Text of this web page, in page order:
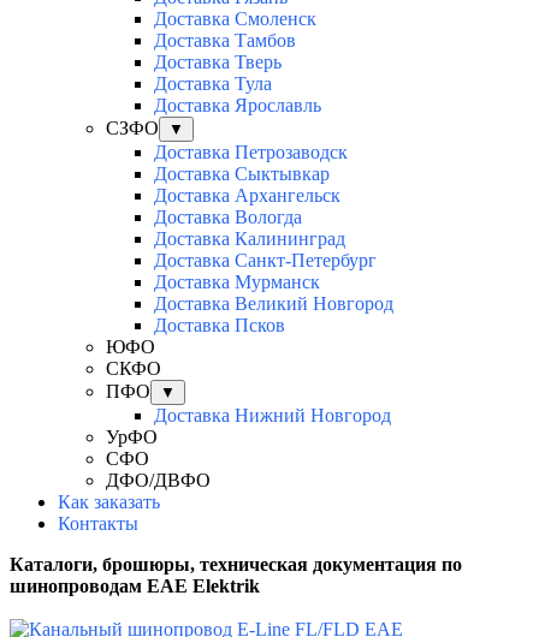
Доставка Смоленск
Доставка Тамбов
Доставка Тверь
Доставка Тула
Доставка Ярославль
СЗФО
▼
Доставка Петрозаводск
Доставка Сыктывкар
Доставка Архангельск
Доставка Вологда
Доставка Калининград
Доставка Санкт-Петербург
Доставка Мурманск
Доставка Великий Новгород
Доставка Псков
ЮФО
СКФО
ПФО
▼
Доставка Нижний Новгород
УрФО
СФО
ДФО/ДВФО
Как заказать
Контакты
Каталоги, брошюры, техническая документация по
шинопроводам EAE Elektrik